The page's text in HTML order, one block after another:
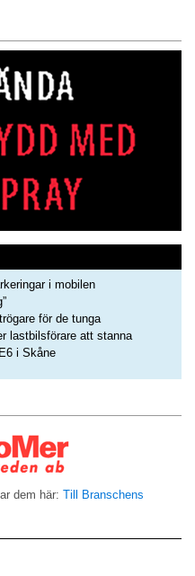
i mobilen
för de tunga
lastbilsförare att stanna
i Skåne
dem här: Till Branschens